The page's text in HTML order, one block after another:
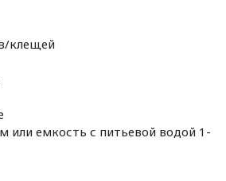
клещей
или емкость с питьевой водой 1-